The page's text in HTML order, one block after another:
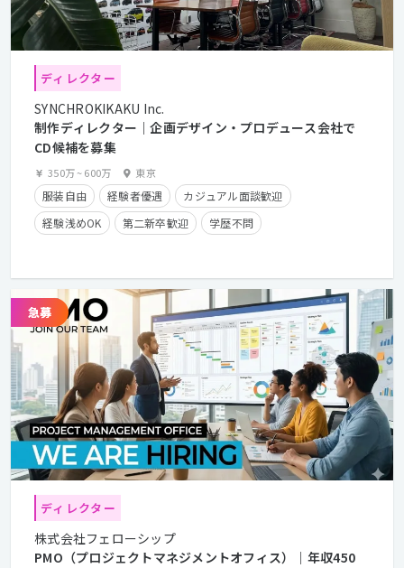
ディレクター
SYNCHROKIKAKU Inc.
制作ディレクター｜企画デザイン・プロデュース会社で
CD候補を募集
350万~600万 東京
服装自由 経験者優遇
カジュアル面談歓迎
経験浅めOK
第二新卒歓迎
学歴不問
在宅勤務可
クライアントとの直接取引多数
ディレクター
株式会社フェローシップ
PMO（プロジェクトマネジメントオフィス）｜年収450